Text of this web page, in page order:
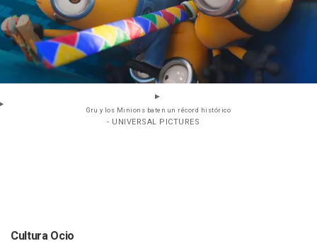
Gru y los Minions baten un récord histórico
- UNIVERSAL PICTURES
Cultura Ocio